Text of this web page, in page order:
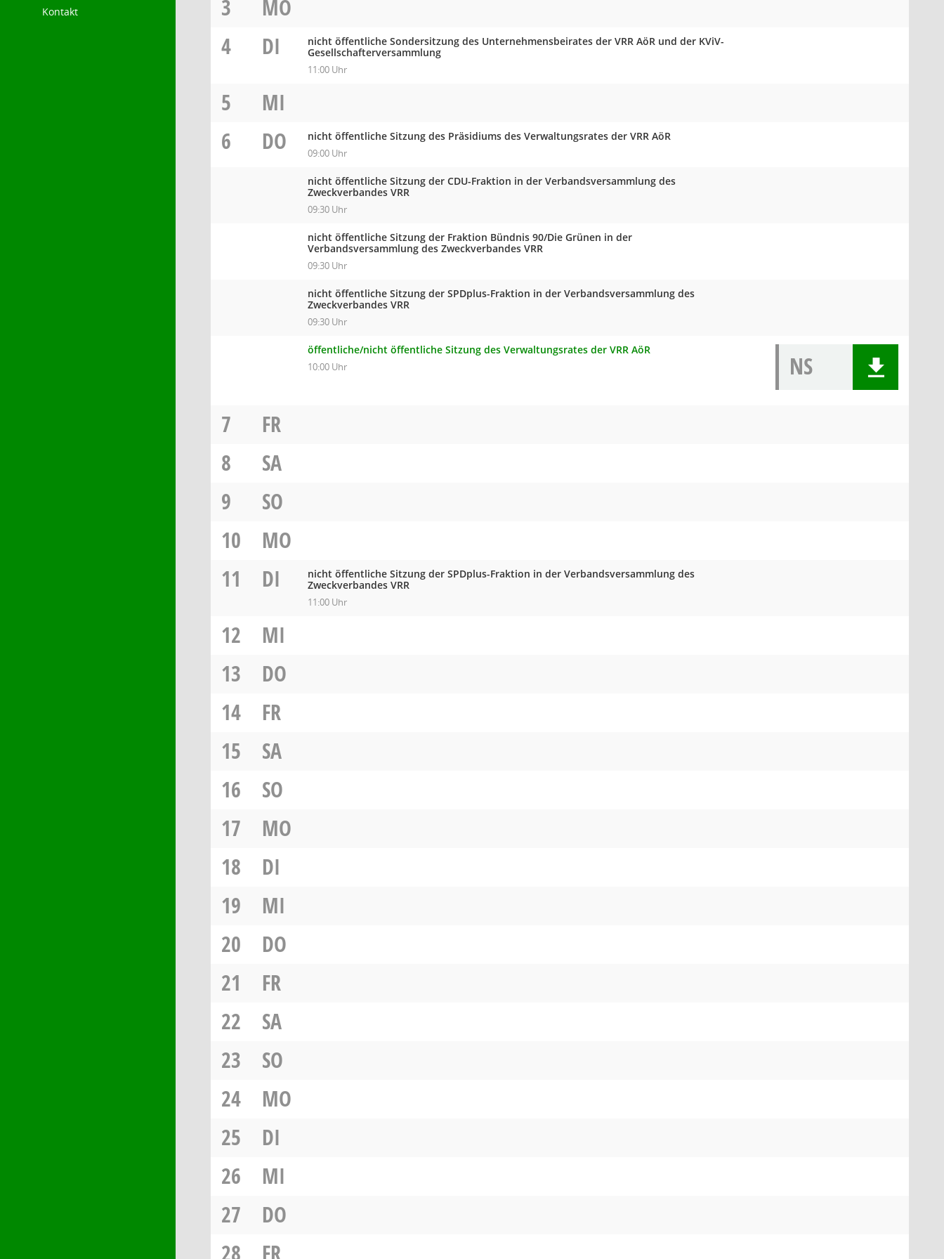
Kontakt 3
MO
4
DI
nicht öffentliche Sondersitzung des Unternehmensbeirates der VRR AöR und der KViV-
Gesellschafterversammlung
11:00 Uhr
5
MI
6
DO nicht öffentliche Sitzung des Präsidiums des Verwaltungsrates der VRR AöR
09:00 Uhr
nicht öffentliche Sitzung der CDU-Fraktion in der Verbandsversammlung des
Zweckverbandes VRR
09:30 Uhr
nicht öffentliche Sitzung der Fraktion Bündnis 90/Die Grünen in der
Verbandsversammlung des Zweckverbandes VRR
09:30 Uhr
nicht öffentliche Sitzung der SPDplus-Fraktion in der Verbandsversammlung des
Zweckverbandes VRR
09:30 Uhr
öffentliche/nicht öffentliche Sitzung des Verwaltungsrates der VRR AöR
10:00 Uhr NS
7
FR
8
SA
9
SO
10
MO
11
DI
nicht öffentliche Sitzung der SPDplus-Fraktion in der Verbandsversammlung des
Zweckverbandes VRR
11:00 Uhr
12
MI
13
DO
14
FR
15
SA
16
SO
17
MO
18
DI
19
MI
20
DO
21
FR
22
SA
23
SO
24
MO
25
DI
26
MI
27
DO
28
FR